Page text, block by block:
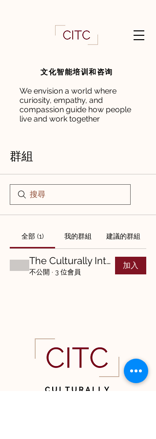
文化智能培训和咨询
We envision a world where
curiosity, empathy, and
compassion guide how people
live and work together
群組
全部 (1) 我的群組 建議的群組
The Culturally Intelligent Enneagram
不公開 · 3 位會員
加入